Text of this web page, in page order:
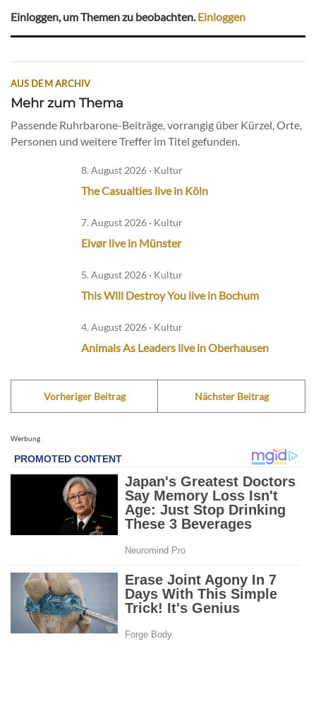
Einloggen, um Themen zu beobachten. Einloggen
AUS DEM ARCHIV
Mehr zum Thema
Passende Ruhrbarone-Beiträge, vorrangig über Kürzel, Orte,
Personen und weitere Treffer im Titel gefunden.
8. August 2026 · Kultur
The Casualties live in Köln
7. August 2026 · Kultur
Eivør live in Münster
5. August 2026 · Kultur
This Will Destroy You live in Bochum
4. August 2026 · Kultur
Animals As Leaders live in Oberhausen
Vorheriger Beitrag Nächster Beitrag
Werbung